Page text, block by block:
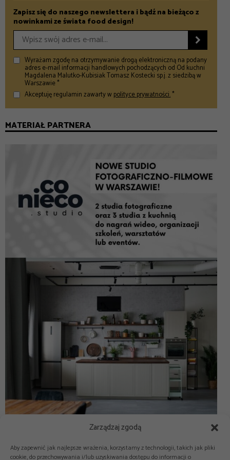
Zarządzaj zgodą
Aby zapewnić jak najlepsze wrażenia, korzystamy z technologii, takich jak pliki
cookie, do przechowywania i/lub uzyskiwania dostępu do informacji o
Zapisz się do naszego newslettera i bądź na bieżąco z
nowinkami ze świata food design!

Wyrażam zgodę na otrzymywanie drogą elektroniczną na podany
adres e-mail informacji handlowych pochodzących od Od kuchni
Magdalena Malutko-Kubisiak Tomasz Kostecki sp.j. z siedzibą w
Warszawie *
Akceptuję regulamin zawarty wpolityce prywatności.*
MATERIAŁ PARTNERA